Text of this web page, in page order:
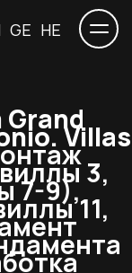
GE HE
Villas
3,
7-9),
11,